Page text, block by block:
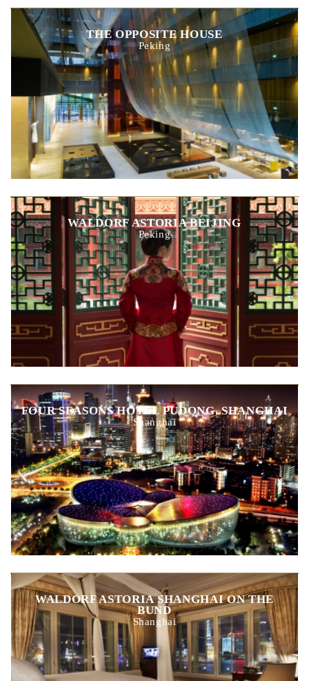
THE OPPOSITE HOUSE
Peking
WALDORF ASTORIA BEIJING
Peking
FOUR SEASONS HOTEL PUDONG, SHANGHAI
Shanghai
WALDORF ASTORIA SHANGHAI ON THE
BUND
Shanghai